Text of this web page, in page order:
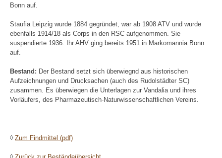
Bonn auf.
Staufia Leipzig wurde 1884 gegründet, war ab 1908 ATV und wurde
ebenfalls 1914/18 als Corps in den RSC aufgenommen. Sie
suspendierte 1936. Ihr AHV ging bereits 1951 in Markomannia Bonn
auf.
Bestand: Der Bestand setzt sich überwiegnd aus historischen
Aufzeichnungen und Drucksachen (auch des Rudolstädter SC)
zusammen. Es überwiegen die Unterlagen zur Vandalia und ihres
Vorläufers, des Pharmazeutisch-Naturwissenschaftlichen Vereins.
◊ Zum Findmittel (pdf)